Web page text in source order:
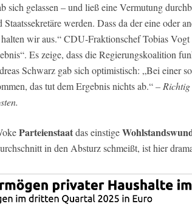
sich gelassen – und ließ eine Vermutung
werden. Dass da der eine oder
wir aus.“ CDU-Fraktionschef Tobias Vogt
Es zeige, dass die Regierungskoalition
Schwarz gab sich optimistisch: „Bei einer
das tut dem Ergebnis nichts ab.“–
Parteienstaatdas einstige
in den Absturz schmeißt, ist hier